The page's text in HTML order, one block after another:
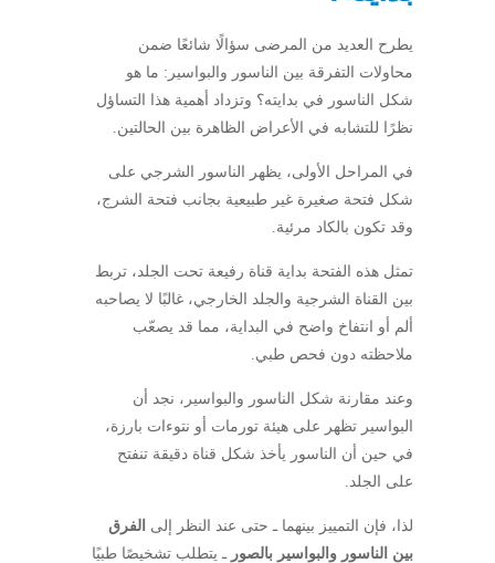
يطرح العديد من المرضى سؤالًا شائعًا ضمن
محاولات التفرقة بين الناسور والبواسير: ما هو
شكل الناسور في بدايته؟ وتزداد أهمية هذا التساؤل
نظرًا للتشابه في الأعراض الظاهرة بين الحالتين.
في المراحل الأولى، يظهر الناسور الشرجي على
شكل فتحة صغيرة غير طبيعية بجانب فتحة الشرج،
وقد تكون بالكاد مرئية.
تمثل هذه الفتحة بداية قناة رفيعة تحت الجلد، تربط
بين القناة الشرجية والجلد الخارجي، غالبًا لا يصاحبه
ألم أو انتفاخ واضح في البداية، مما قد يصعّب
ملاحظته دون فحص طبي.
وعند مقارنة شكل الناسور والبواسير، نجد أن
البواسير تظهر على هيئة تورمات أو نتوءات بارزة،
في حين أن الناسور يأخذ شكل قناة دقيقة تنفتح
على الجلد.
لذا، فإن التمييز بينهما ـ حتى عند النظر إلى الفرق
بين الناسور والبواسير بالصور ـ يتطلب تشخيصًا طبيًا